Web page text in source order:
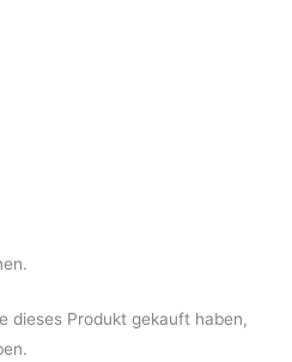
dieses Produkt gekauft haben,